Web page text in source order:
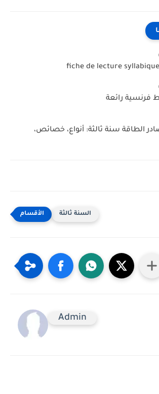
fiche de lecture
الطاقة سنة ثالثة: أنواع، خصائص،
السنة ثالثة
Admin